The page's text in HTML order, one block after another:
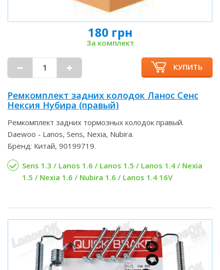
180 грн
За комплект
КУПИТЬ
Ремкомплект задних колодок Ланос Сенс
Нексия Нубира (правый)
Ремкомплект задних тормозных колодок правый.
Daewoo - Lanos, Sens, Nexia, Nubira.
Бренд: Китай, 90199719.
Sens 1.3 / Lanos 1.6 / Lanos 1.5 / Lanos 1.4 / Nexia
1.5 / Nexia 1.6 / Nubira 1.6 / Lanos 1.4 16V